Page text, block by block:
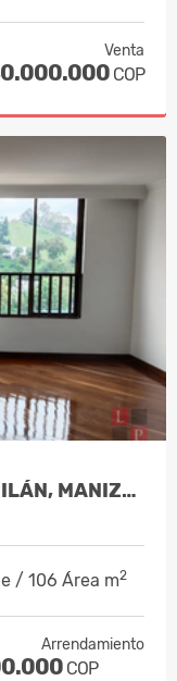
Venta
COP
ARRIENDO APARTAMENTO MILÁN, MANIZAL…
/ 106 Área m2
Arrendamiento
COP